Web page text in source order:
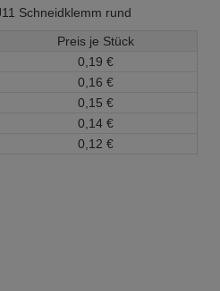
Schneidklemm rund
Preis je Stück
0, 19 €
0, 16 €
0, 15 €
0, 14 €
0, 12 €